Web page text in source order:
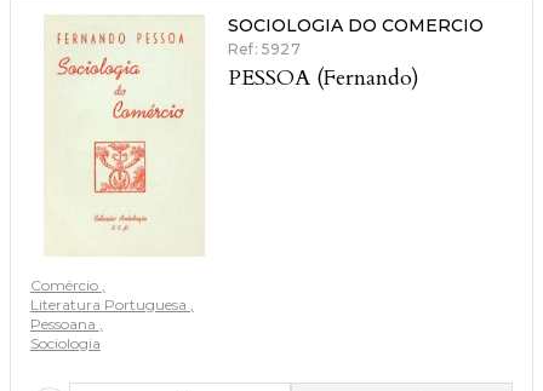
SOCIOLOGIA DO COMERCIO
Ref: 5927
PESSOA (Fernando)
Comércio
Literatura Portuguesa
Pessoana
Sociologia